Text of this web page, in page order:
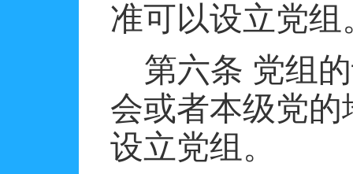
准可以设立党组
第六条 党组
会或者本级党
设立党组。